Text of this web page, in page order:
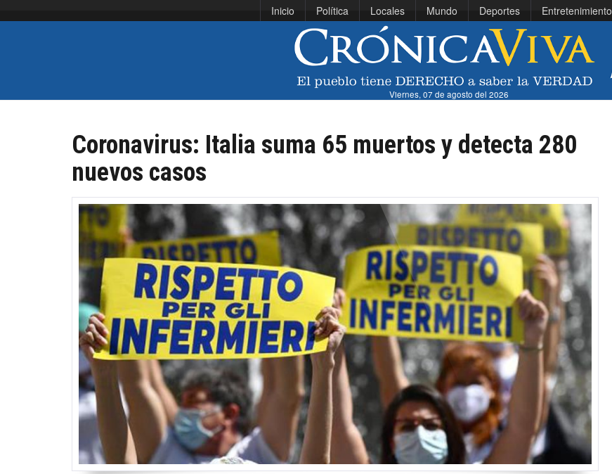
Inicio Política Locales Mundo Deportes Entretenimiento
Viernes, 07 de agosto del 2026
Coronavirus: Italia suma 65 muertos y detecta 280
nuevos casos